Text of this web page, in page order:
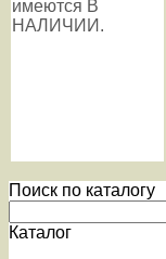
имеются В
НАЛИЧИИ.
Поиск по каталогу
Каталог